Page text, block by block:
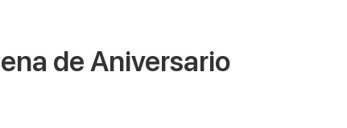
de Aniversario